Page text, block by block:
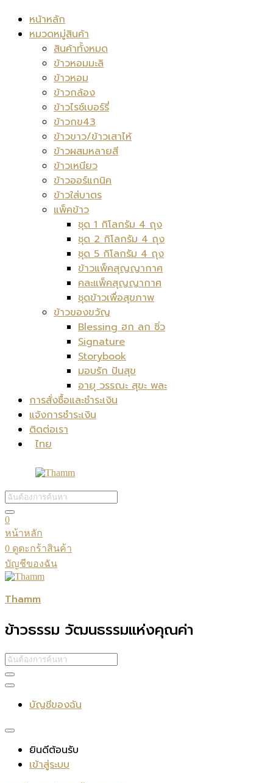
หน้าหลัก
หมวดหมู่สินค้า
สินค้าทั้งหมด
ข้าวหอมมะลิ
ข้าวหอม
ข้าวกล้อง
ข้าวไรซ์เบอร์รี่
ข้าวกข43
ข้าวขาว/ข้าวเสาไห้
ข้าวผสมหลายสี
ข้าวเหนียว
ข้าวออร์แกนิค
ข้าวใส่บาตร
แพ็คข้าว
ชุด 1 กิโลกรัม 4 ถุง
ชุด 2 กิโลกรัม 4 ถุง
ชุด 5 กิโลกรัม 4 ถุง
ข้าวแพ็คสุญญากาศ
คละแพ็คสุญญากาศ
ชุดข้าวเพื่อสุขภาพ
ข้าวของขวัญ
Blessing ฮก ลก ซิ่ว
Signature
Storybook
มอบรัก ปันสุข
อายุ วรรณะ สุขะ พละ
การสั่งซื้อและชำระเงิน
แจ้งการชำระเงิน
ติดต่อเรา
ไทย
0
หน้าหลัก
0 ดูตะกร้าสินค้า
บัญชีของฉัน
Thamm
ข้าวธรรม วัฒนธรรมแห่งคุณค่า
บัญชีของฉัน
ยินดีต้อนรับ
เข้าสู่ระบบ